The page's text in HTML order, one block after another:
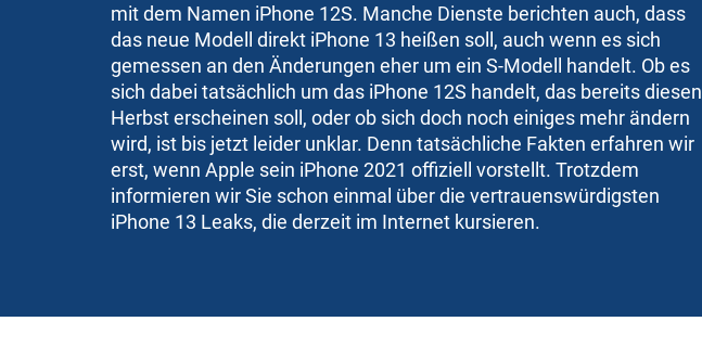
mit dem Namen iPhone 12S. Manche Dienste berichten auch, dass
das neue Modell direkt iPhone 13 heißen soll, auch wenn es sich
gemessen an den Änderungen eher um ein S-Modell handelt. Ob es
sich dabei tatsächlich um das iPhone 12S handelt, das bereits diesen
Herbst erscheinen soll, oder ob sich doch noch einiges mehr ändern
wird, ist bis jetzt leider unklar. Denn tatsächliche Fakten erfahren wir
erst, wenn Apple sein iPhone 2021 offiziell vorstellt. Trotzdem
informieren wir Sie schon einmal über die vertrauenswürdigsten
iPhone 13 Leaks, die derzeit im Internet kursieren.